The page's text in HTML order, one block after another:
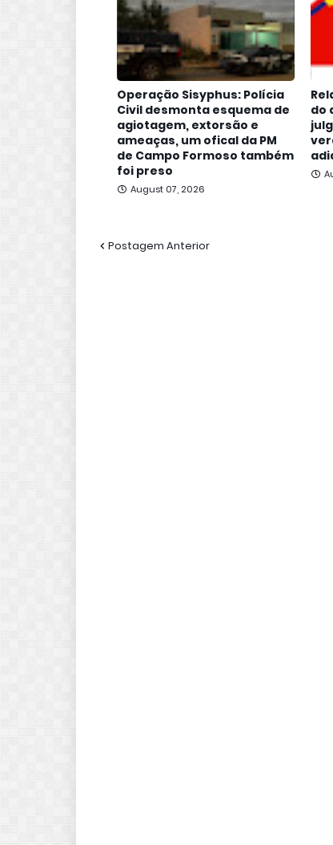
Operação Sisyphus: Polícia
Civil desmonta esquema de
agiotagem, extorsão e
ameaças, um ofical da PM
de Campo Formoso também
foi preso
August 07, 2026
do
Postagem Anterior